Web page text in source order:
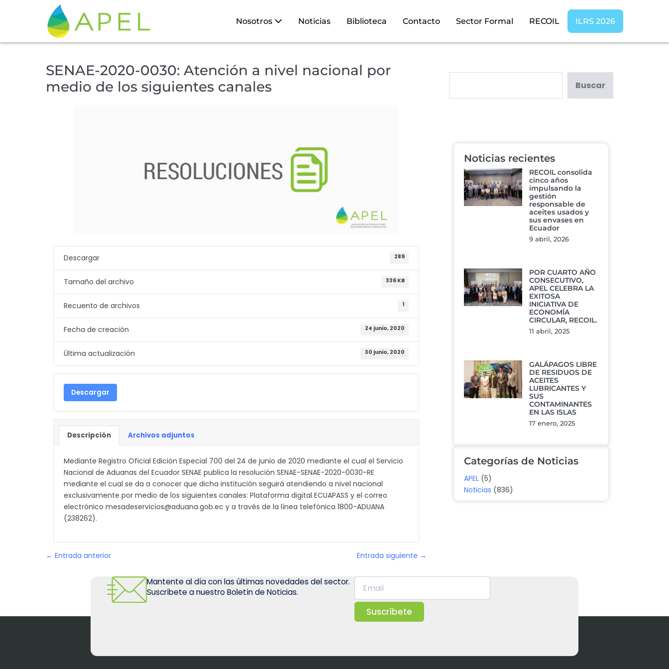
Nosotros Noticias Biblioteca Contacto Sector Formal RECOIL ILRS 2026
SENAE-2020-0030: Atención a nivel nacional por
medio de los siguientes canales
Descargar 289
Tamaño del archivo 336 KB
Recuento de archivos 1
Fecha de creación 24 junio, 2020
Última actualización 30 junio, 2020
Descargar
Descripción Archivos adjuntos
Mediante Registro Oficial Edición Especial 700 del 24 de junio de 2020 mediante el cual el Servicio
Nacional de Aduanas del Ecuador SENAE publica la resolución SENAE-SENAE-2020-0030-RE
mediante el cual se da a conocer que dicha institución seguirá atendiendo a nivel nacional
exclusivamente por medio de los siguientes canales: Plataforma digital ECUAPASS y el correo
electrónico mesadeservicios@aduana.gob.ec y a través de la línea telefónica 1800-ADUANA
(238262).
← Entrada anterior Entrada siguiente →
Buscar
Noticias recientes
RECOIL consolida
cinco años
impulsando la
gestión
responsable de
aceites usados y
sus envases en
Ecuador
9 abril, 2026
POR CUARTO AÑO
CONSECUTIVO,
APEL CELEBRA LA
EXITOSA
INICIATIVA DE
ECONOMÍA
CIRCULAR, RECOIL.
11 abril, 2025
GALÁPAGOS LIBRE
DE RESIDUOS DE
ACEITES
LUBRICANTES Y
SUS
CONTAMINANTES
EN LAS ISLAS
17 enero, 2025
Categorías de Noticias
APEL(5)
Noticias (836)
Mantente al día con las últimas novedades del sector.
Suscríbete a nuestro Boletín de Noticias.
Suscríbete